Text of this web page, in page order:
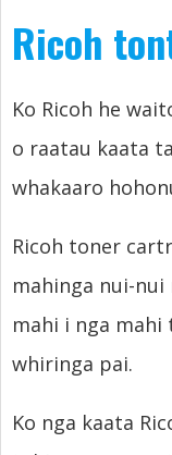
Ricoh
Ko Ricoh he
o raatau kaata
whakaaro
Ricoh toner
mahinga nui-
mahi i nga mahi
whiringa pai.
Ko nga kaata